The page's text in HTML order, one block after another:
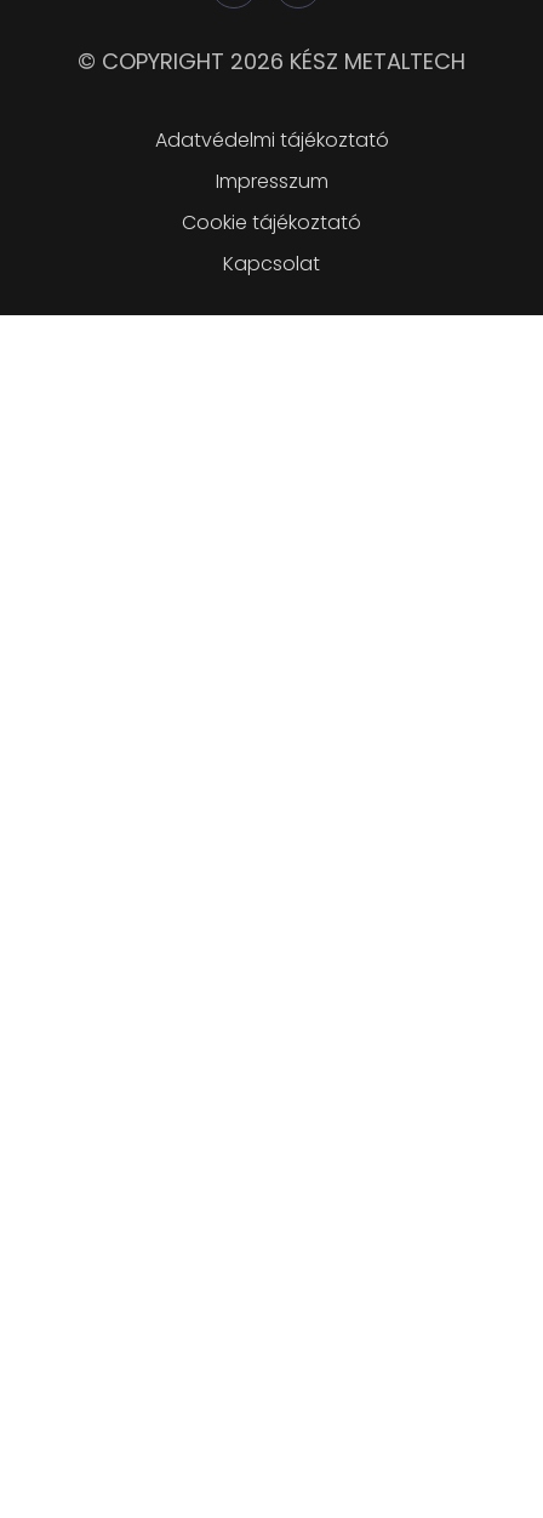
© COPYRIGHT 2026 KÉSZ METALTECH
Adatvédelmi tájékoztató
Impresszum
Cookie tájékoztató
Kapcsolat